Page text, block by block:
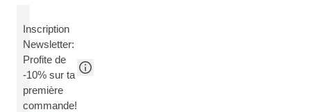
Inscription
Newsletter:
Profite de
-10% sur ta
première
commande!